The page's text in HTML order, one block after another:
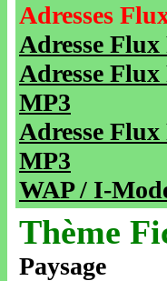
Adresses
Adresse
Adresse
MP3
Adresse
MP3
WAP / I-
Thème
Paysage